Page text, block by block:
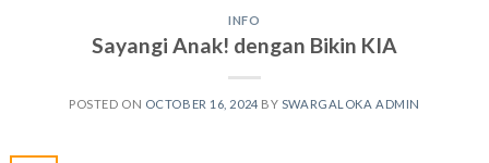
INFO
Sayangi Anak! dengan Bikin KIA
POSTED ON OCTOBER 16, 2024 BY SWARGALOKA ADMIN